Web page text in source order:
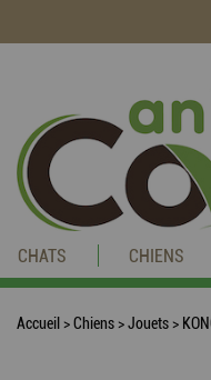
CHATS CHIENS
Accueil >Chiens>Jouets>